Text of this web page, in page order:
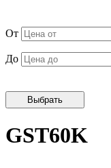
От
До
GST60K